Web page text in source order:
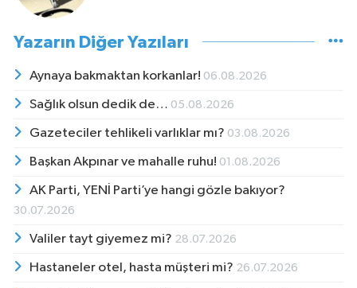
Yazarın Diğer Yazıları
Aynaya bakmaktan korkanlar! 06.08.2026
Sağlık olsun dedik de… 05.08.2026
Gazeteciler tehlikeli varlıklar mı? 03.08.2026
Başkan Akpınar ve mahalle ruhu! 01.08.2026
AK Parti, YENİ Parti’ye hangi gözle bakıyor?
30.07.2026
Valiler tayt giyemez mi? 28.07.2026
Hastaneler otel, hasta müşteri mi? 26.07.2026